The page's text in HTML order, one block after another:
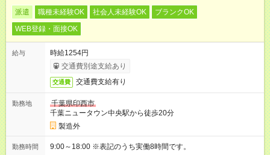
派遣 職種未経験OK 社会人未経験OK
ブランクOK
WEB登録・面接OK
給与
時給1254円
交通費別途支給あり
交通費 交通費支給有り
勤務地
千葉県印西市
千葉ニュータウン中央駅から徒歩20分
製造外
勤務時間 9:00～18:00 ※表記のうち実働8時間です。